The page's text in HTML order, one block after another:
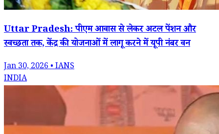
Uttar Pradesh: पीएम आवास से लेकर अटल पेंशन और
स्वच्छता तक, केंद्र की योजनाओं में लागू करने में यूपी नंबर वन
Jan 30, 2026 • IANS
INDIA